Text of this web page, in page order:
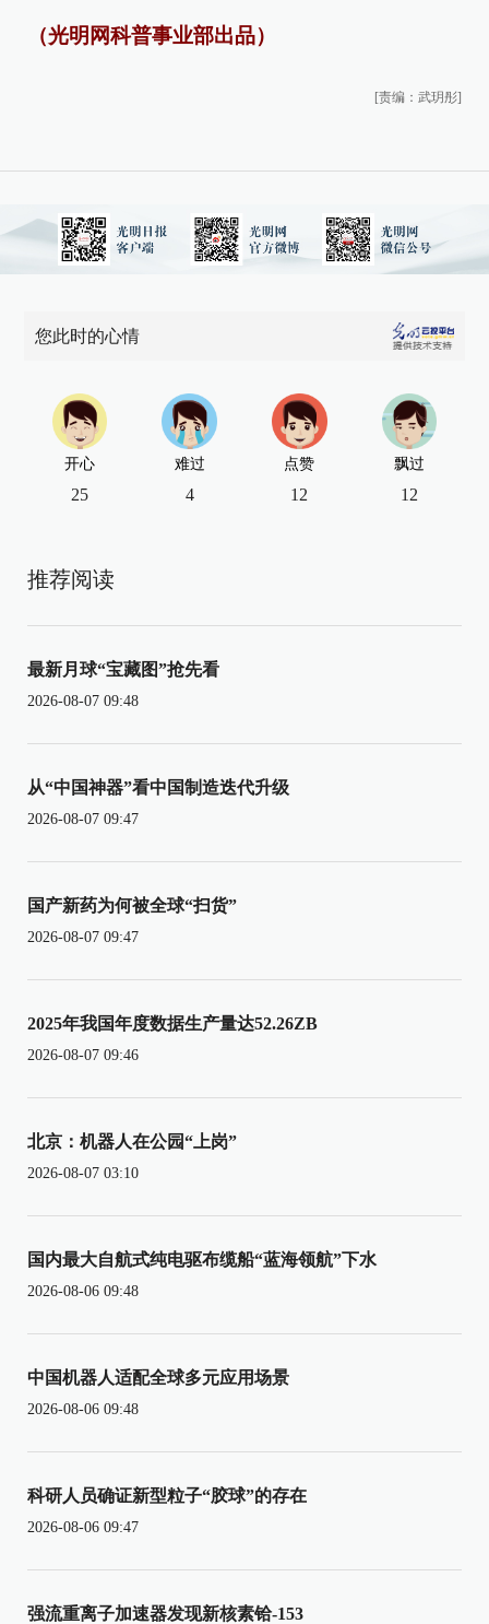
（光明网科普事业部出品）
[责编：武玥彤]
您此时的心情
开心
25
难过
4
点赞
12
飘过
12
推荐阅读
最新月球“宝藏图”抢先看
2026-08-07 09:48
从“中国神器”看中国制造迭代升级
2026-08-07 09:47
国产新药为何被全球“扫货”
2026-08-07 09:47
2025年我国年度数据生产量达52.26ZB
2026-08-07 09:46
北京：机器人在公园“上岗”
2026-08-07 03:10
国内最大自航式纯电驱布缆船“蓝海领航”下水
2026-08-06 09:48
中国机器人适配全球多元应用场景
2026-08-06 09:48
科研人员确证新型粒子“胶球”的存在
2026-08-06 09:47
强流重离子加速器发现新核素铪-153